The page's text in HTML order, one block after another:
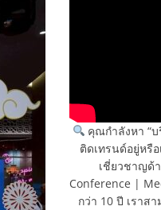
คุณกำลังหา “
ติดเทรนด์อยู่หรือ
เชี่ยวชาญด้
Conference |
กว่า 10 ปี เราส